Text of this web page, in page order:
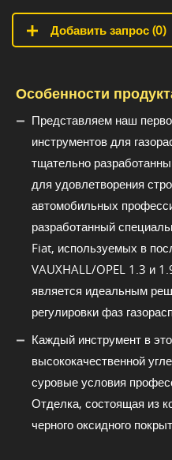
Добавить запрос (0)
Особенности
Представляем наш
инструментов для
тщательно
для удовлетворения
автомобильных
разработанный
Fiat, используемых в
VAUXHALL/OPEL 1.3 и
является идеальным
регулировки фаз
Каждый инструмент в
высококачественной
суровые условия
Отделка, состоящая из
черного оксидного